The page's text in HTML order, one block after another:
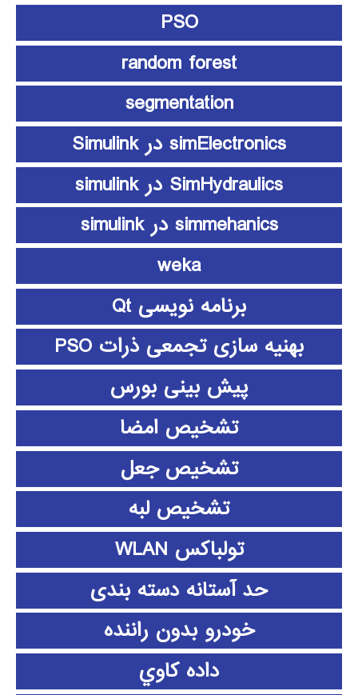
PSO
random forest
segmentation
simElectronics در Simulink
SimHydraulics در simulink
simmehanics در simulink
weka
برنامه نویسی Qt
بهنیه سازی تجمعی ذرات PSO
پیش بینی بورس
تشخیص امضا
تشخیص جعل
تشخیص لبه
تولباکس WLAN
حد آستانه دسته بندی
خودرو بدون راننده
داده كاوي